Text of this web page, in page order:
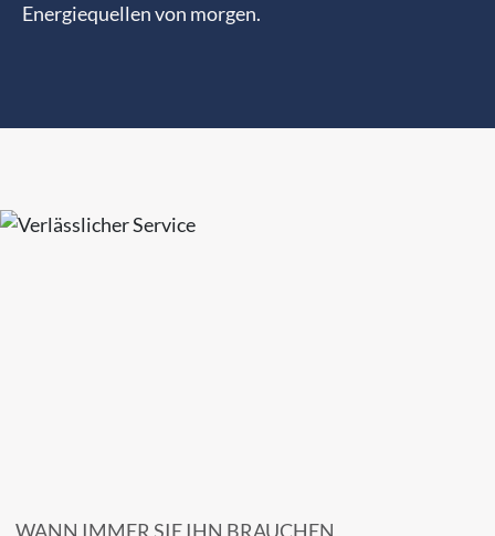
Energiequellen von morgen.
WANN IMMER SIE IHN BRAUCHEN